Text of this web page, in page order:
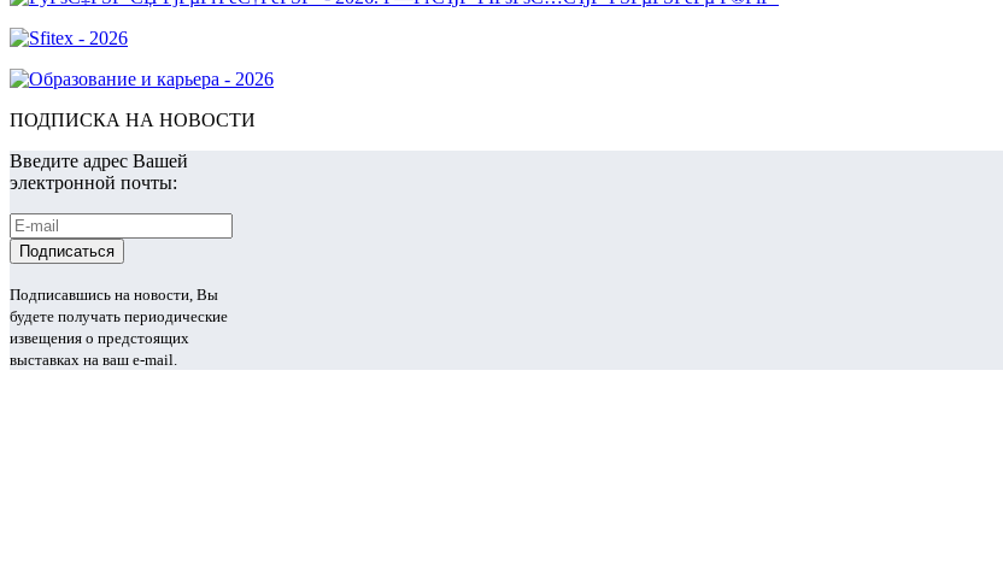
ПОДПИСКА НА НОВОСТИ
Введите адрес Вашей
электронной почты:
Подписавшись на новости, Вы
будете получать периодические
извещения о предстоящих
выставках на ваш e-mail.